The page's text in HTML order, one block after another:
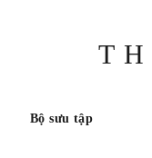
Chức năng: 3 tay
Khả năng chống
Bộ sưu tập